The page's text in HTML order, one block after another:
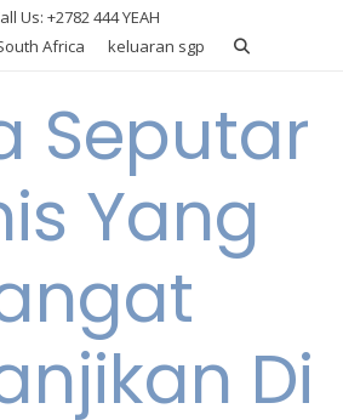
Us: +2782 444 YEAH
Africa
keluaran sgp
Seputar
Yang
Di